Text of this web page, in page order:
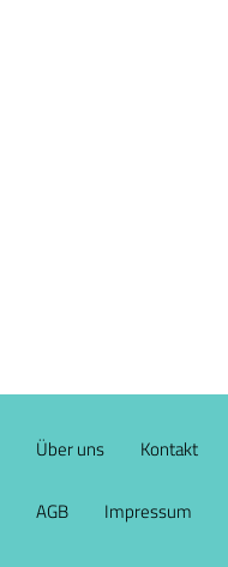
Über uns Kontakt
AGB Impressum